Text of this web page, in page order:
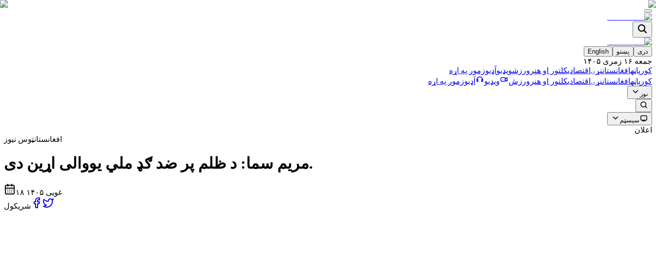
دری پښتو English
جمعه ۱۶ زمری ۱۴۰۵
کورپاڼهافغانستاننړۍ اقتصاديکلتور او هنر ورزشویډیو آډیوزموږ په اړه
کورپاڼهافغانستاننړۍ اقتصاديکلتور او هنر ورزش ویډیو آډیوزموږ په اړه
نور
سیسټم
اعلان
افغانستانټوس نیوز
مريم سما: د ظلم پر ضد ګډ ملي يووالى اړين دی.
۱۸ غویی ۱۴۰۵
شریکول